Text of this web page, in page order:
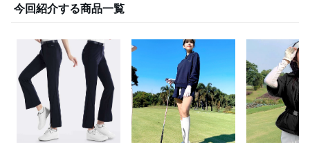
今回紹介する商品一覧